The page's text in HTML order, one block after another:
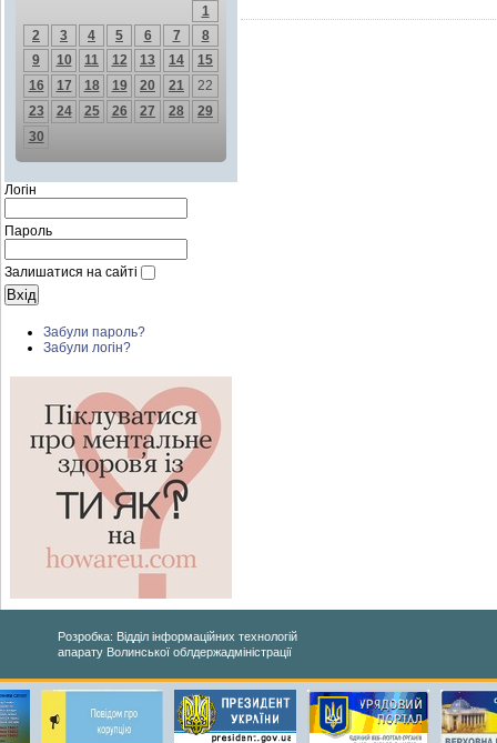
1
2
3 4 5 6 7
8
9
10 11 12 13 14
15
16
17 18 19 20 21
22
23
24 25 26 27 28
29
30
Логін
Пароль
Залишатися на сайті
Забули пароль?
Забули логін?
Розробка: Відділ інформаційних технологій
апарату Волинської облдержадміністрації